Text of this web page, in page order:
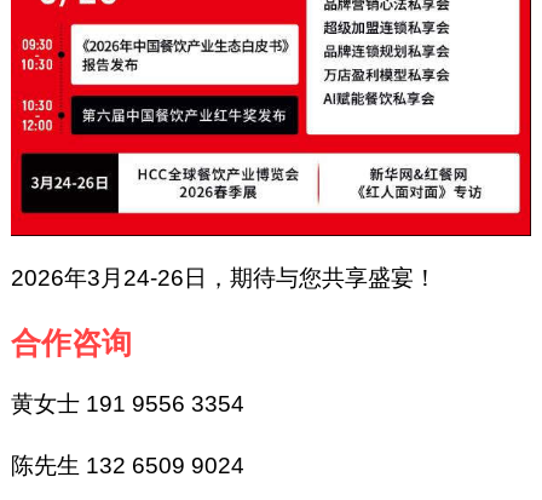
2026年3月24-26日，期待与您共享盛宴！
合作咨询
黄女士 191 9556 3354
陈先生 132 6509 9024